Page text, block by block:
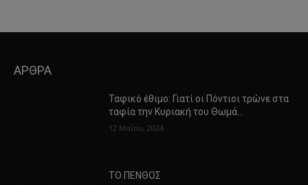
ΑΡΘΡΑ
Ταφικό έθιμο: Γιατί οι Πόντιοι τρώνε στα
ταφία την Κυριακή του Θωμά…
12 Μαΐου, 2024
ΤΟ ΠΕΝΘΟΣ